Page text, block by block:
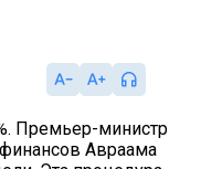
Премьер-министр
Авраама